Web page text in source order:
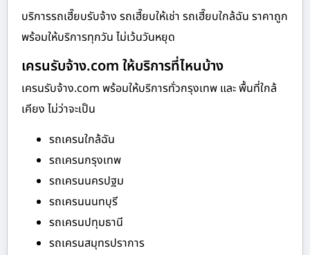
บริการรถเฮี๊ยบรับจ้าง รถเฮี๊ยบให้เช่า รถเฮี๊ยบใกล้ฉัน ราคาถูก
พร้อมให้บริการทุกวัน ไม่เว้นวันหยุด
เครนรับจ้าง.com ให้บริการที่ไหนบ้าง
เครนรับจ้าง.com พร้อมให้บริการทั่วกรุงเทพ และ พื้นที่ใกล้
เคียง ไม่ว่าจะเป็น
รถเครนใกล้ฉัน
รถเครนกรุงเทพ
รถเครนนครปฐม
รถเครนนนทบุรี
รถเครนปทุมธานี
รถเครนสมุทรปราการ